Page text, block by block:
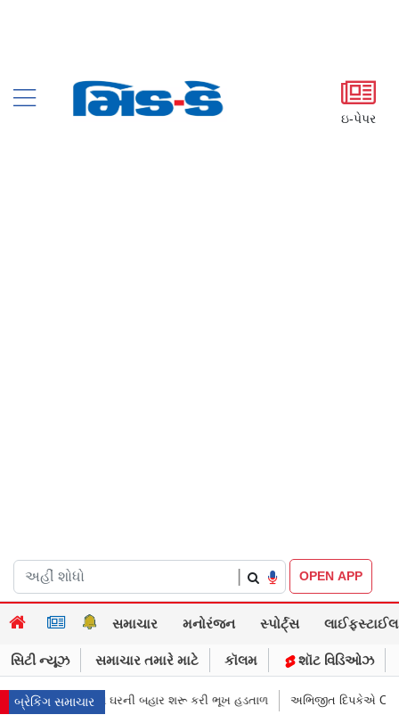
ઇ-પેપર
OPEN APP
સમાચાર મનોરંજન સ્પોર્ટ્સ લાઈફસ્ટાઈલ
સિટી ન્યૂઝ સમાચાર તમારે માટે કૉલમ શૉટ વિડિઓઝ
બ્રેકિંગ સમાચાર
કરી ભૂખ હડતાળ અભિજીત દિપકેએ CJPની નવી નીતિ જાહેર કરી,